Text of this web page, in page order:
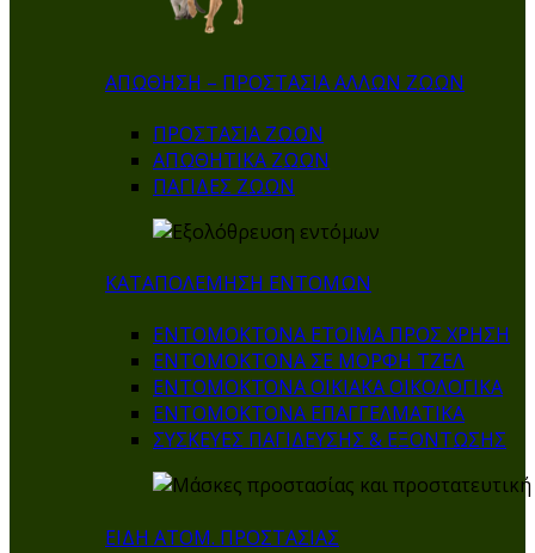
ΑΠΩΘΗΣΗ – ΠΡΟΣΤΑΣΙΑ ΑΛΛΩΝ ΖΩΩΝ
ΠΡΟΣΤΑΣΙΑ ΖΩΩΝ
ΑΠΩΘΗΤΙΚΑ ΖΩΩΝ
ΠΑΓΙΔΕΣ ΖΩΩΝ
ΚΑΤΑΠΟΛΕΜΗΣΗ ΕΝΤΟΜΩΝ
ΕΝΤΟΜΟΚΤΟΝΑ ΕΤΟΙΜΑ ΠΡΟΣ ΧΡΗΣΗ
ΕΝΤΟΜΟΚΤΟΝΑ ΣΕ ΜΟΡΦΗ ΤΖΕΛ
ΕΝΤΟΜΟΚΤΟΝΑ ΟΙΚΙΑΚΑ ΟΙΚΟΛΟΓΙΚΑ
ΕΝΤΟΜΟΚΤΟΝΑ ΕΠΑΓΓΕΛΜΑΤΙΚΑ
ΣΥΣΚΕΥΕΣ ΠΑΓΙΔΕΥΣΗΣ & ΕΞΟΝΤΩΣΗΣ
ΕΙΔΗ ΑΤΟΜ. ΠΡΟΣΤΑΣΙΑΣ